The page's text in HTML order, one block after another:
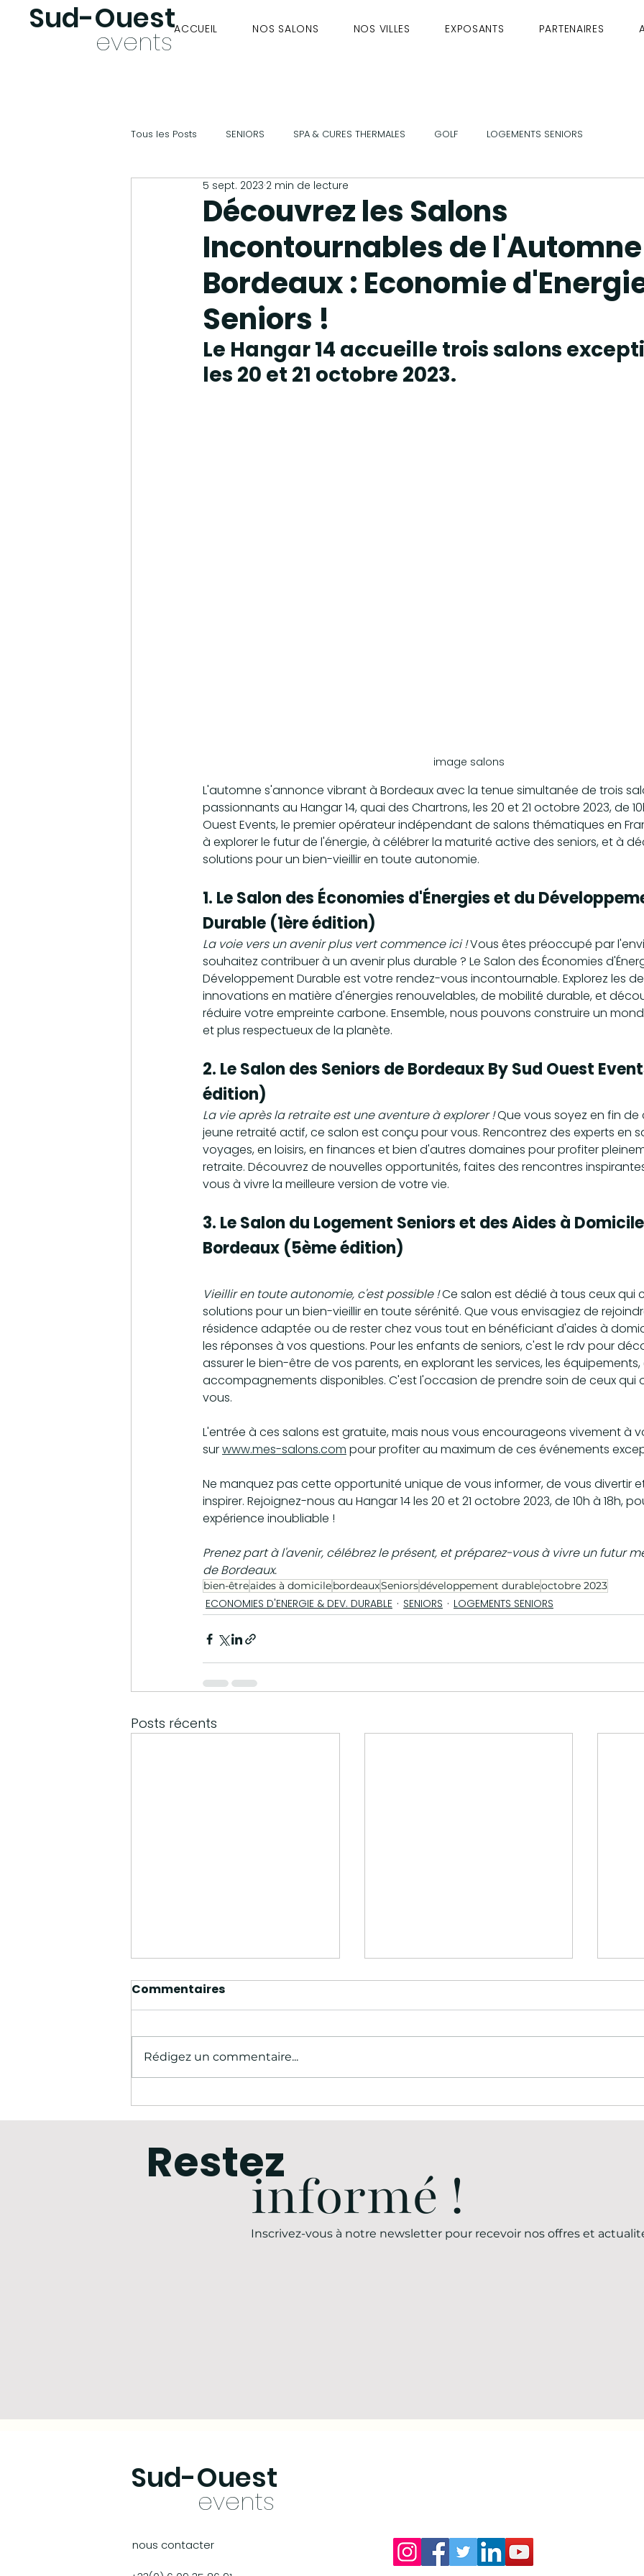
events
Sud-OuestACCUEIL NOS SALONS NOS VILLES EXPOSANTS PARTENAIRES
Tous les Posts SENIORS SPA & CURES THERMALES GOLF LOGEMENTS SENIORS
ECONOMIES D'ENERGIE & DEV. DURABLE
aides à domicile rennes mieux vieillir bien-être Sorties emploi santé
Strasbourg
Découvrez les Salons
Incontournables de
Bordeaux : Economie
Seniors !
5 sept. 2023 2 min de lecture
Le Hangar 14 accueille trois salons
les 20 et 21 octobre 2023.
image salons
L'automne s'annonce vibrant à Bordeaux avec la tenue simultanée de trois
passionnants au Hangar 14, quai des Chartrons, les 20 et 21 octobre 2023, de
Ouest Events, le premier opérateur indépendant de salons thématiques en
à explorer le futur de l'énergie, à célébrer la maturité active des seniors, et à
solutions pour un bien-vieillir en toute autonomie.
1. Le Salon des Économies d'Énergies et du
Durable (1ère édition)
La voie vers un avenir plus vert commence ici ! Vous êtes préoccupé par
souhaitez contribuer à un avenir plus durable ? Le Salon des Économies
Développement Durable est votre rendez-vous incontournable. Explorez les
innovations en matière d'énergies renouvelables, de mobilité durable, et
réduire votre empreinte carbone. Ensemble, nous pouvons construire un
et plus respectueux de la planète.
2. Le Salon des Seniors de Bordeaux By Sud Ouest
édition)
La vie après la retraite est une aventure à explorer ! Que vous soyez en fin de
jeune retraité actif, ce salon est conçu pour vous. Rencontrez des experts en
voyages, en loisirs, en finances et bien d'autres domaines pour profiter
retraite. Découvrez de nouvelles opportunités, faites des rencontres
vous à vivre la meilleure version de votre vie.
3. Le Salon du Logement Seniors et des Aides à
Bordeaux (5ème édition)
Vieillir en toute autonomie, c'est possible ! Ce salon est dédié à tous ceux qui
solutions pour un bien-vieillir en toute sérénité. Que vous envisagiez de
résidence adaptée ou de rester chez vous tout en bénéficiant d'aides à
les réponses à vos questions. Pour les enfants de seniors, c'est le rdv pour
assurer le bien-être de vos parents, en explorant les services, les équipements,
accompagnements disponibles. C'est l'occasion de prendre soin de ceux qui
vous.
L'entrée à ces salons est gratuite, mais nous vous encourageons vivement à
sur www.mes-salons.com pour profiter au maximum de ces événements
Ne manquez pas cette opportunité unique de vous informer, de vous divertir
inspirer. Rejoignez-nous au Hangar 14 les 20 et 21 octobre 2023, de 10h à 18h,
expérience inoubliable !
Prenez part à l'avenir, célébrez le présent, et préparez-vous à vivre un futur
de Bordeaux.
bien-êtreaides à domicilebordeauxSeniorsdéveloppement durableoctobre 2023
ECONOMIES D'ENERGIE & DEV. DURABLE SENIORS LOGEMENTS SENIORS
Posts récents
Revivez le Salon des
Seniors de Rennes 2023
Découvrez les Exposants
Incontournables des
de
Commentaires
Rédigez un commentaire...
Restez
informé !
Inscrivez-vous à notre newsletter pour recevoir nos offres et
events
Sud-Ouest
nous contacter